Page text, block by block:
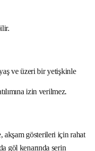
ve üzeri bir yetişkinle
izin verilmez.
akşam gösterileri için rahat
göl kenarında serin